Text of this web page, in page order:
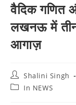
वैदिक गणित
लखनऊ में तीन
आगाज़
Post
author:
Shalini Singh
PostIn NEWS